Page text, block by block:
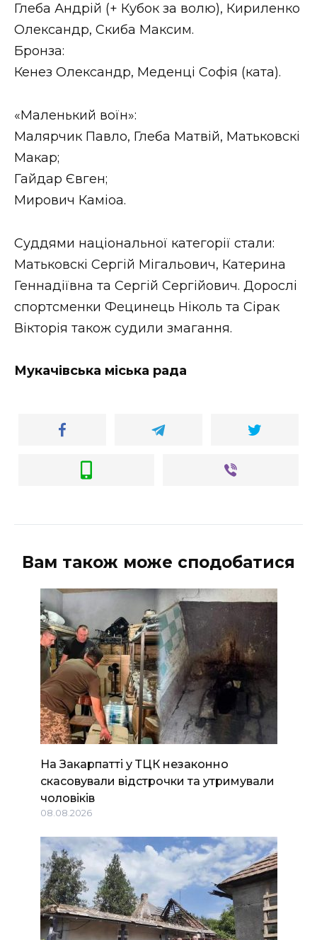
Глеба Андрій (+ Кубок за волю), Кириленко
Олександр, Скиба Максим.
Бронза:
Кенез Олександр, Меденці Софія (ката).
«Маленький воїн»:
Малярчик Павло, Глеба Матвій, Матьковскі
Макар;
Гайдар Євген;
Мирович Каміоа.
Суддями національної категорії стали:
Матьковскі Сергій Мігальович, Катерина
Геннадіївна та Сергій Сергійович. Дорослі
спортсменки Фецинець Ніколь та Сірак
Вікторія також судили змагання.
Мукачівська міська рада
Вам також може сподобатися
На Закарпатті у ТЦК незаконно
скасовували відстрочки та утримували
чоловіків
08.08.2026